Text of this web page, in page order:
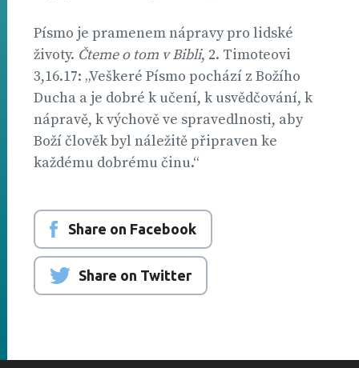
Písmo je pramenem nápravy pro lidské
životy. Čteme o tom v Bibli, 2. Timoteovi
3,16.17: „Veškeré Písmo pochází z Božího
Ducha a je dobré k učení, k usvědčování, k
nápravě, k výchově ve spravedlnosti, aby
Boží člověk byl náležitě připraven ke
každému dobrému činu.“
Share on Facebook
Share on Twitter